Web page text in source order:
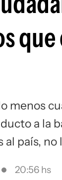
menos
a la
país,
20:56 hs